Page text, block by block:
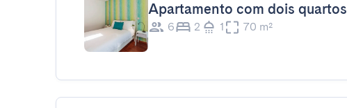
Apartamento com dois quartos
6 2 1 70 m²